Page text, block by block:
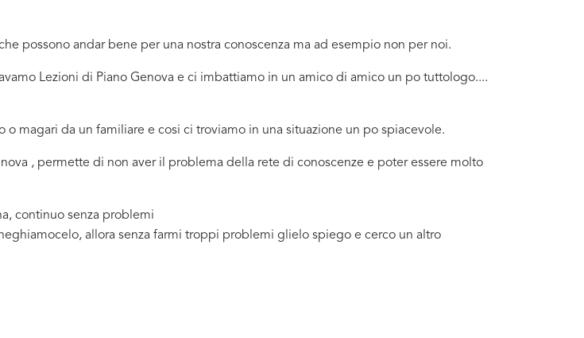
possono andar bene per una nostra conoscenza ma ad esempio non per noi.
Lezioni di Piano Genova e ci imbattiamo in un amico di amico un po tuttologo....
magari da un familiare e cosi ci troviamo in una situazione un po spiacevole.
, permette di non aver il problema della rete di conoscenze e poter essere molto
continuo senza problemi
allora senza farmi troppi problemi glielo spiego e cerco un altro